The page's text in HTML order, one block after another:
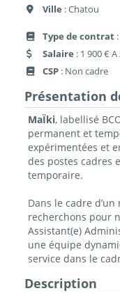
Ville : Chatou
Type de contrat
Salaire : 1 900 €
CSP : Non cadre
Présentation
MaÏki, labellisé
permanent et
expérimentées et
des postes cadres
temporaire.
Dans le cadre
recherchons pour
Assistant(e)
une équipe
service dans le
Description